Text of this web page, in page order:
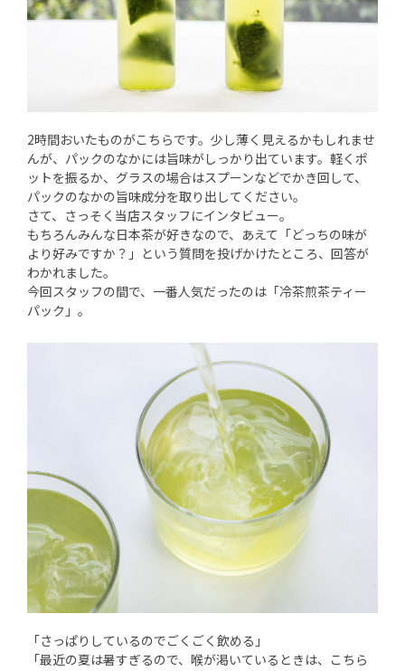
2時間おいたものがこちらです。少し薄く見えるかもしれませ
んが、パックのなかには旨味がしっかり出ています。軽くポ
ットを振るか、グラスの場合はスプーンなどでかき回して、
パックのなかの旨味成分を取り出してください。
さて、さっそく当店スタッフにインタビュー。
もちろんみんな日本茶が好きなので、あえて「どっちの味が
より好みですか？」という質問を投げかけたところ、回答が
わかれました。
今回スタッフの間で、一番人気だったのは「冷茶煎茶ティー
パック」。
「さっぱりしているのでごくごく飲める」
「最近の夏は暑すぎるので、喉が渇いているときは、こちら